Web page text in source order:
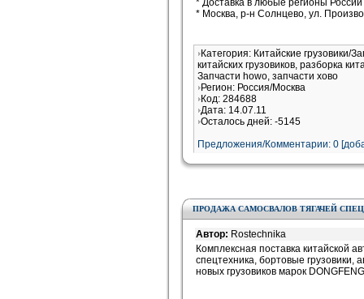
* Доставка в любые регионы
* Москва, р-н Солнцево, ул.
Категория: Китайские грузовики/
китайских грузовиков, разборка
Запчасти howo, запчасти хово
Регион: Россия/Москва
Код: 284688
Дата: 14.07.11
Осталось дней: -5145
Предложения/Комментарии: 0
ПРОДАЖА САМОСВАЛОВ ТЯГАЧЕЙ
Автор: Rostechnika
Комплексная поставка китайской
спецтехника, бортовые грузовики,
новых грузовиков марок